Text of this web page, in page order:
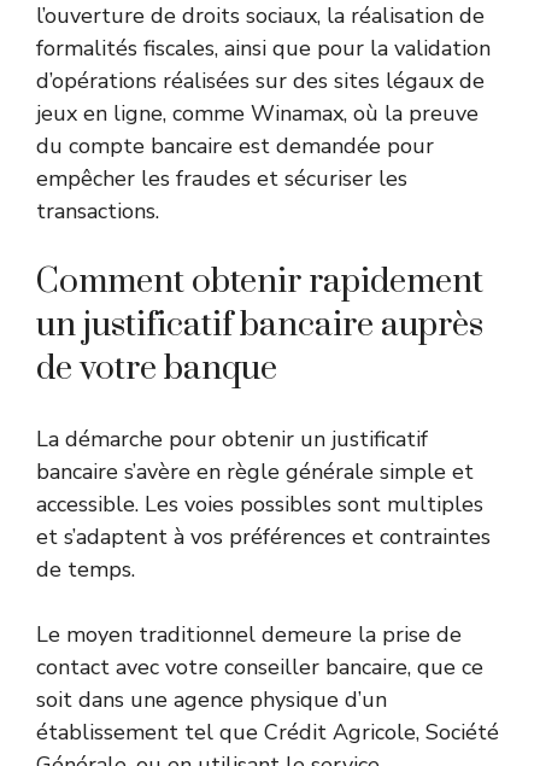
l’ouverture de droits sociaux, la réalisation de
formalités fiscales, ainsi que pour la validation
d’opérations réalisées sur des sites légaux de
jeux en ligne, comme Winamax, où la preuve
du compte bancaire est demandée pour
empêcher les fraudes et sécuriser les
transactions.
Comment obtenir rapidement
un justificatif bancaire auprès
de votre banque
La démarche pour obtenir un justificatif
bancaire s’avère en règle générale simple et
accessible. Les voies possibles sont multiples
et s’adaptent à vos préférences et contraintes
de temps.
Le moyen traditionnel demeure la prise de
contact avec votre conseiller bancaire, que ce
soit dans une agence physique d’un
établissement tel que Crédit Agricole, Société